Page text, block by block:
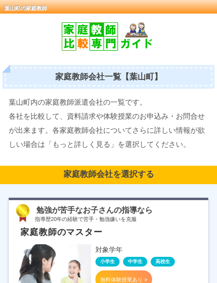
葉山町の家庭教師
家庭教師会社一覧【葉山町】
葉山町内の家庭教師派遣会社の一覧です。
各社を比較して、資料請求や体験授業のお申込み・お問合せ
が出来ます。各家庭教師会社についてさらに詳しい情報が欲
しい場合は「もっと詳しく見る」を選択してください。
家庭教師会社を選択する
勉強が苦手なお子さんの指導なら
指導歴20年の経験で苦手・勉強嫌いを克服
家庭教師のマスター
対象学年
小学生 中学生 高校生
無料体験授業あり »